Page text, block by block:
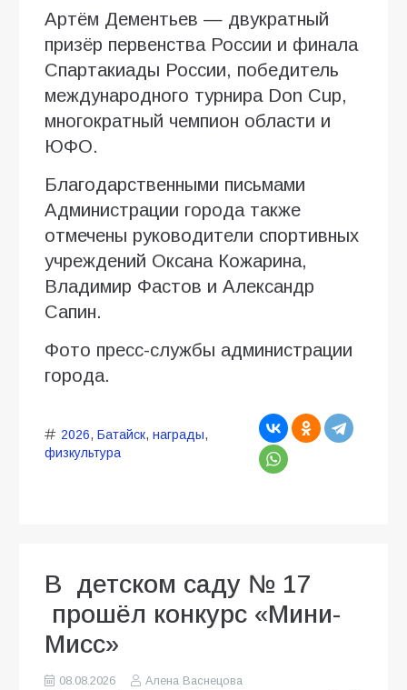
Артём Дементьев — двукратный
призёр первенства России и финала
Спартакиады России, победитель
международного турнира Don Cup,
многократный чемпион области и
ЮФО.
Благодарственными письмами
Администрации города также
отмечены руководители спортивных
учреждений Оксана Кожарина,
Владимир Фастов и Александр
Сапин.
Фото пресс-службы администрации
города.
2026, Батайск, награды,
физкультура
В детском саду № 17
прошёл конкурс «Мини-
Мисс»
08.08.2026
Алена Васнецова